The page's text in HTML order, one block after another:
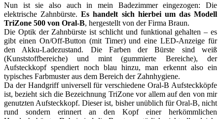
Nun ist sie also auch in mein Badezimmer eingezogen: Die
elektrische Zahnbürste.Es handelt sich hierbei um das Modell
TriZone 500 von Oral-B, hergestellt von der Firma Braun.
Die Optik der Zahnbürste ist schlicht und funktional gehalten – es
gibt einen On/Off-Button (mit Timer) und eine LED-Anzeige für
den Akku-Ladezustand. Die Farben der Bürste sind weiß
(Kunststoffbereiche) und mint (gummierte Bereiche), der
Aufsteckkopf spendiert noch blau hinzu, man erkennt also ein
typisches Farbmuster aus dem Bereich der Zahnhygiene.
Da der Handgriff universell für verschiedene Oral-B Aufsteckköpfe
ist, bezieht sich die Bezeichnung TriZone vor allem auf den von mir
genutzten Aufsteckkopf. Dieser ist, bisher unüblich für Oral-B, nicht
rund sondern erinnert an den Kopf einer herkömmlichen